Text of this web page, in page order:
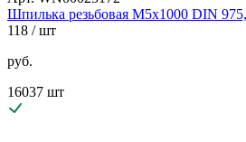
Шпилька резьбовая М5х1000 DIN
118 / шт
руб.
16037 шт